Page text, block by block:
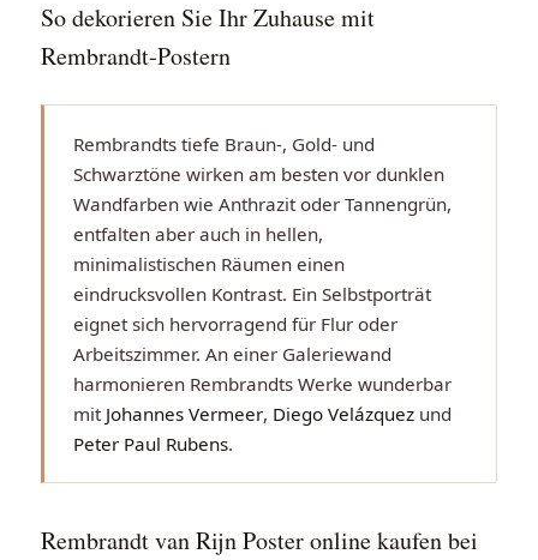
So dekorieren Sie Ihr Zuhause mit
Rembrandt-Postern
Rembrandts tiefe Braun-, Gold- und
Schwarztöne wirken am besten vor dunklen
Wandfarben wie Anthrazit oder Tannengrün,
entfalten aber auch in hellen,
minimalistischen Räumen einen
eindrucksvollen Kontrast. Ein Selbstporträt
eignet sich hervorragend für Flur oder
Arbeitszimmer. An einer Galeriewand
harmonieren Rembrandts Werke wunderbar
mit Johannes Vermeer, Diego Velázquez und
Peter Paul Rubens.
Rembrandt van Rijn Poster online kaufen bei